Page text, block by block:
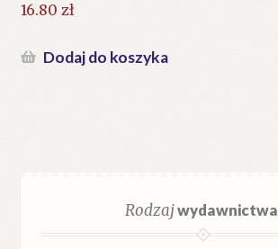
16.80 zł
Dodaj do koszyka
Rodzajwydawnictwa